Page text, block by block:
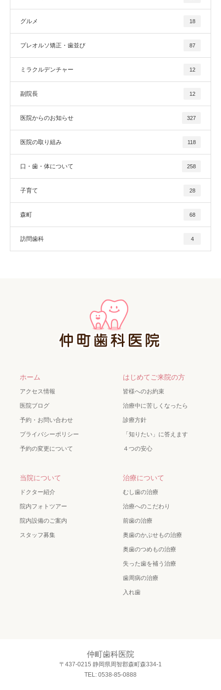
グルメ 18
プレオルソ矯正・歯並び 87
ミラクルデンチャー 12
副院長 12
医院からのお知らせ 327
医院の取り組み 118
口・歯・体について 258
子育て 28
森町 68
訪問歯科 4
ホーム
アクセス情報
医院ブログ
予約・お問い合わせ
プライバシーポリシー
予約の変更について
はじめてご来院の方
皆様へのお約束
治療中に苦しくなったら
診療方針
「知りたい」に答えます
４つの安心
当院について
ドクター紹介
院内フォトツアー
院内設備のご案内
スタッフ募集
治療について
むし歯の治療
治療へのこだわり
前歯の治療
奥歯のかぶせもの治療
奥歯のつめもの治療
失った歯を補う治療
歯周病の治療
入れ歯
仲町歯科医院
〒437-0215 静岡県周智郡森町森334-1
TEL: 0538-85-0888